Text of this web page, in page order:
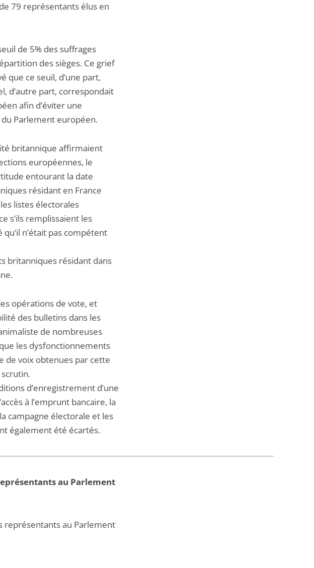
79 représentants élus en
de 5% des suffrages
des sièges. Ce grief
que ce seuil, d’une part,
d’autre part, correspondait
afin d’éviter une
Parlement européen.
britannique affirmaient
européennes, le
entourant la date
résidant en France
listes électorales
s’ils remplissaient les
n’était pas compétent
britanniques résidant dans
opérations de vote, et
des bulletins dans les
de nombreuses
les dysfonctionnements
de voix obtenues par cette
d’enregistrement d’une
à l’emprunt bancaire, la
campagne électorale et les
également été écartés.
au Parlement
représentants au Parlement